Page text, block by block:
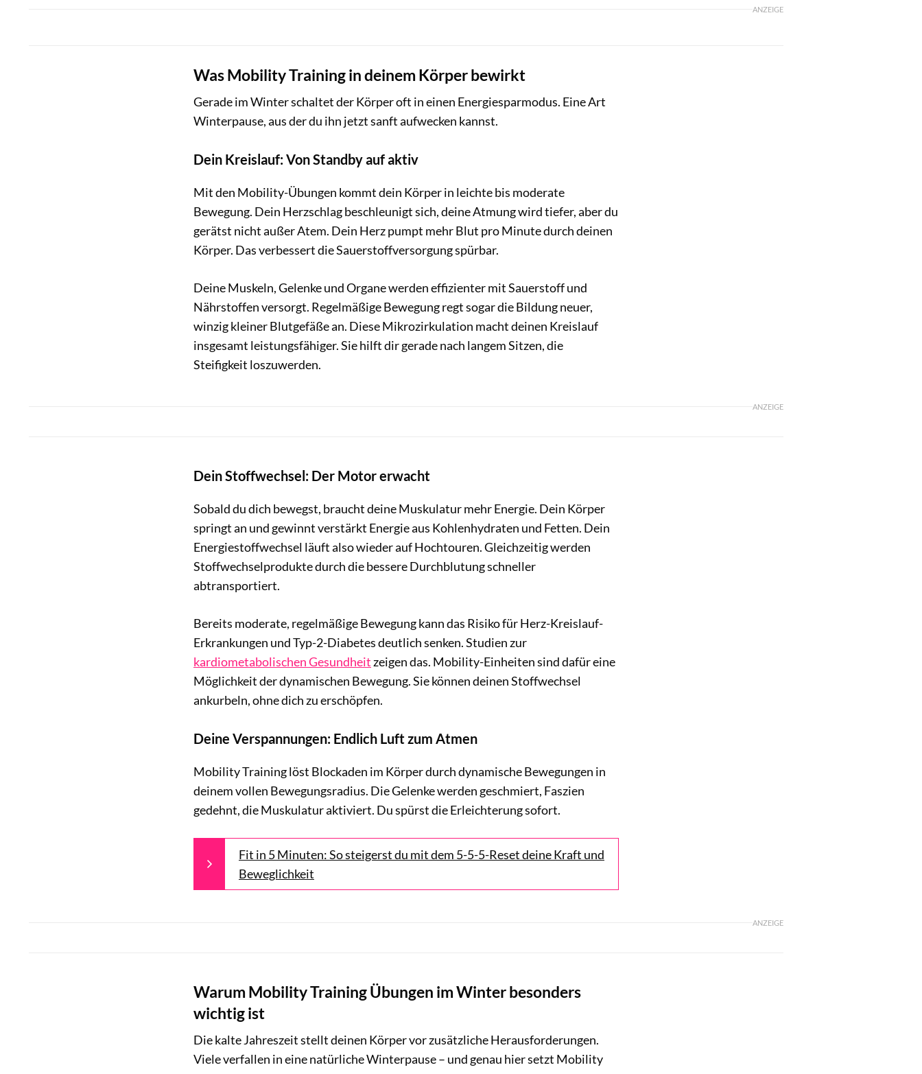
ANZEIGE
Was Mobility Training in deinem Körper bewirkt
Gerade im Winter schaltet der Körper oft in einen Energiesparmodus. Eine Art
Winterpause, aus der du ihn jetzt sanft aufwecken kannst.
Dein Kreislauf: Von Standby auf aktiv
Mit den Mobility-Übungen kommt dein Körper in leichte bis moderate
Bewegung. Dein Herzschlag beschleunigt sich, deine Atmung wird tiefer, aber du
gerätst nicht außer Atem. Dein Herz pumpt mehr Blut pro Minute durch deinen
Körper. Das verbessert die Sauerstoffversorgung spürbar.
Deine Muskeln, Gelenke und Organe werden effizienter mit Sauerstoff und
Nährstoffen versorgt. Regelmäßige Bewegung regt sogar die Bildung neuer,
winzig kleiner Blutgefäße an. Diese Mikrozirkulation macht deinen Kreislauf
insgesamt leistungsfähiger. Sie hilft dir gerade nach langem Sitzen, die
Steifigkeit loszuwerden.
ANZEIGE
Dein Stoffwechsel: Der Motor erwacht
Sobald du dich bewegst, braucht deine Muskulatur mehr Energie. Dein Körper
springt an und gewinnt verstärkt Energie aus Kohlenhydraten und Fetten. Dein
Energiestoffwechsel läuft also wieder auf Hochtouren. Gleichzeitig werden
Stoffwechselprodukte durch die bessere Durchblutung schneller
abtransportiert.
Bereits moderate, regelmäßige Bewegung kann das Risiko für Herz-Kreislauf-
Erkrankungen und Typ-2-Diabetes deutlich senken. Studien zur
kardiometabolischen Gesundheitzeigen das. Mobility-Einheiten sind dafür eine
Möglichkeit der dynamischen Bewegung. Sie können deinen Stoffwechsel
ankurbeln, ohne dich zu erschöpfen.
Deine Verspannungen: Endlich Luft zum Atmen
Mobility Training löst Blockaden im Körper durch dynamische Bewegungen in
deinem vollen Bewegungsradius. Die Gelenke werden geschmiert, Faszien
gedehnt, die Muskulatur aktiviert. Du spürst die Erleichterung sofort.
Fit in 5 Minuten: So steigerst du mit dem 5-5-5-Reset deine Kraft und
Beweglichkeit
ANZEIGE
Warum Mobility Training Übungen im Winter besonders
wichtig ist
Die kalte Jahreszeit stellt deinen Körper vor zusätzliche Herausforderungen.
Viele verfallen in eine natürliche Winterpause – und genau hier setzt Mobility